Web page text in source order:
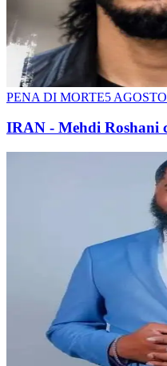
PENA DI MORTE5
IRAN - Mehdi Roshani